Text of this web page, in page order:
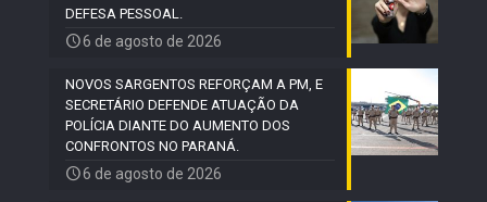
DEFESA PESSOAL.
6 de agosto de 2026
NOVOS SARGENTOS REFORÇAM A PM, E
SECRETÁRIO DEFENDE ATUAÇÃO DA
POLÍCIA DIANTE DO AUMENTO DOS
CONFRONTOS NO PARANÁ.
6 de agosto de 2026